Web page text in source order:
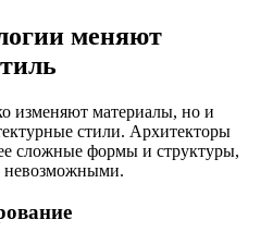
меняют
изменяют материалы, но и
стили. Архитекторы
сложные формы и структуры,
невозможными.